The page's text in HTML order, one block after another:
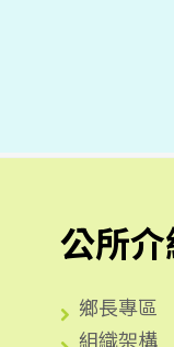
公所
鄉長專區
組織架構